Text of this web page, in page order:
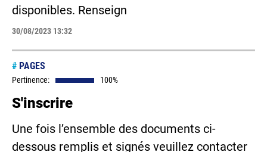
disponibles. Renseign
30/08/2023 13:32
# PAGES
Pertinence: 100%
S'inscrire
Une fois l’ensemble des documents ci-
dessous remplis et signés veuillez contacter